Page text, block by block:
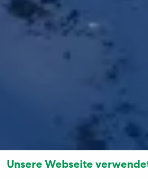
Unsere Webseite